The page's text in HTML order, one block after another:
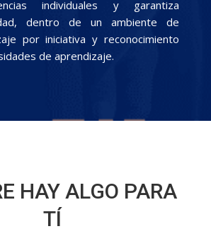
individuales y garantiza
dentro de un ambiente de
por iniciativa y reconocimiento
de aprendizaje.
HAY ALGO PARA
TÍ